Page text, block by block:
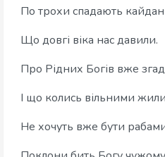
По трохи спадають
Що довгі віка нас давили.
Про Рідних Богів вже
І що колись вільними
Не хочуть вже бути